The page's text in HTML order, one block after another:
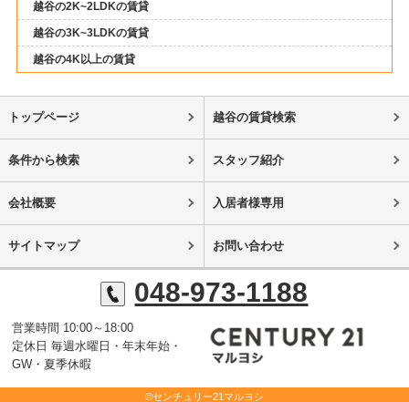
越谷の2K~2LDKの賃貸
越谷の3K~3LDKの賃貸
越谷の4K以上の賃貸
トップページ 越谷の賃貸検索
条件から検索 スタッフ紹介
会社概要 入居者様専用
サイトマップ お問い合わせ
048-973-1188
営業時間 10:00～18:00
定休日 毎週水曜日・年末年始・
GW・夏季休暇
©センチュリー21マルヨシ